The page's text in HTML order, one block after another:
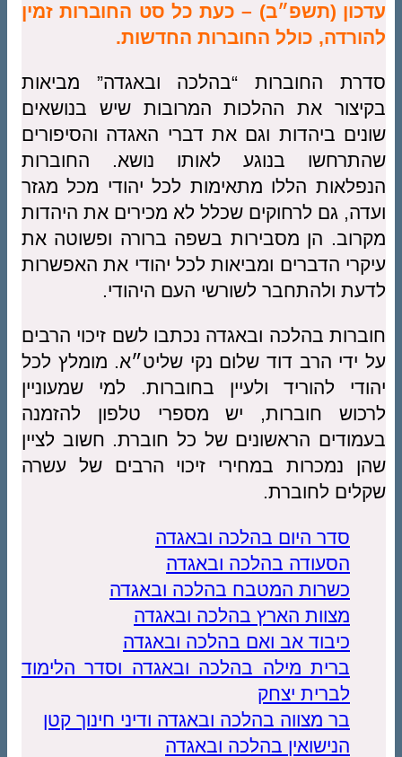
(תשפ״ב) – כעת כל סט החוברות זמין
כולל החוברות החדשות.
החוברות “בהלכה ובאגדה” מביאות
את ההלכות המרובות שיש בנושאים
ביהדות וגם את דברי האגדה והסיפורים
בנוגע לאותו נושא. החוברות
הללו מתאימות לכל יהודי מכל מגזר
גם לרחוקים שכלל לא מכירים את היהדות
הן מסבירות בשפה ברורה ופשוטה את
הדברים ומביאות לכל יהודי את האפשרות
ולהתחבר לשורשי העם היהודי.
בהלכה ובאגדה נכתבו לשם זיכוי הרבים
ידי הרב דוד שלום נקי שליט״א. מומלץ לכל
להוריד ולעיין בחוברות. למי שמעוניין
חוברות, יש מספרי טלפון להזמנה
הראשונים של כל חוברת. חשוב לציין
נמכרות במחירי זיכוי הרבים של עשרה
לחוברת.
סדר היום בהלכה ובאגדה
הסעודה בהלכה ובאגדה
כשרות המטבח בהלכה ובאגדה
מצוות הארץ בהלכה ובאגדה
כיבוד אב ואם בהלכה ובאגדה
ברית מילה בהלכה ובאגדה וסדר הלימוד
לברית יצחק
בר מצווה בהלכה ובאגדה ודיני חינוך קטן
הנישואין בהלכה ובאגדה